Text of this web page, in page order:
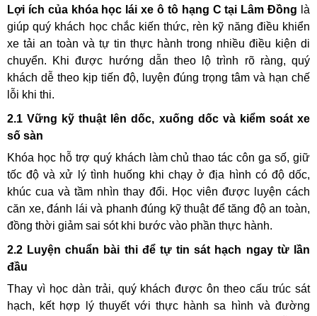
Lợi ích của khóa học lái xe ô tô hạng C tại Lâm Đồng là
giúp quý khách học chắc kiến thức, rèn kỹ năng điều khiển
xe tải an toàn và tự tin thực hành trong nhiều điều kiện di
chuyển. Khi được hướng dẫn theo lộ trình rõ ràng, quý
khách dễ theo kịp tiến độ, luyện đúng trọng tâm và hạn chế
lỗi khi thi.
2.1 Vững kỹ thuật lên dốc, xuống dốc và kiểm soát xe
số sàn
Khóa học hỗ trợ quý khách làm chủ thao tác côn ga số, giữ
tốc độ và xử lý tình huống khi chạy ở địa hình có độ dốc,
khúc cua và tầm nhìn thay đổi. Học viên được luyện cách
căn xe, đánh lái và phanh đúng kỹ thuật để tăng độ an toàn,
đồng thời giảm sai sót khi bước vào phần thực hành.
2.2 Luyện chuẩn bài thi để tự tin sát hạch ngay từ lần
đầu
Thay vì học dàn trải, quý khách được ôn theo cấu trúc sát
hạch, kết hợp lý thuyết với thực hành sa hình và đường